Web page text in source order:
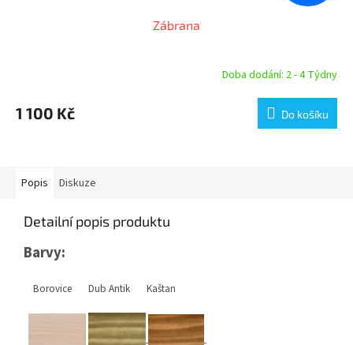
Zábrana
produktu
je
hvězdiček.
Doba dodání: 2 - 4 Týdny
1 100 Kč Do košíku
Popis Diskuze
Detailní popis produktu
Barvy:
Borovice Dub Antik Kaštan